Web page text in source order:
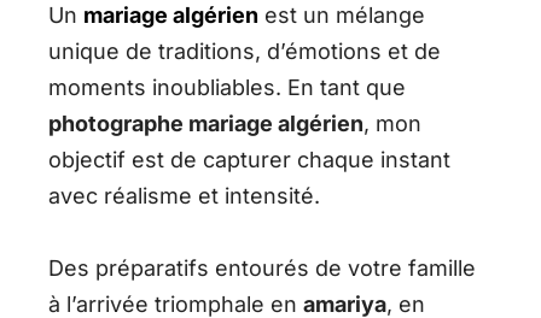
Un mariage algérien est un mélange
unique de traditions, d’émotions et de
moments inoubliables. En tant que
photographe mariage algérien, mon
objectif est de capturer chaque instant
avec réalisme et intensité.
Des préparatifs entourés de votre famille
à l’arrivée triomphale en amariya, en